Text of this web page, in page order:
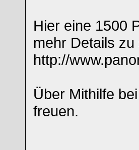
Hier eine 1500
mehr Details
http://
Über Mithilfe
freuen.